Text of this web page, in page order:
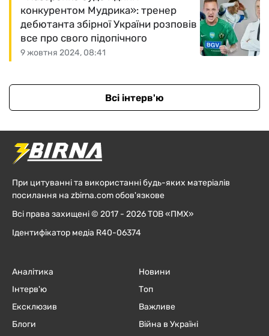
9 жовтня 2024, 08:41
конкурентом Мудрика»: тренер
дебютанта збірної України розповів
все про свого підопічного
Всі інтерв'ю
При цитуванні та використанні будь-яких матеріалів
посилання на zbirna.com обов'язкове
Всі права захищені © 2017 - 2026 ТОВ «ПМХ»
Ідентифікатор медіа R40-06374
Аналітика
Інтерв'ю
Ексклюзив
Блоги
Новини
Топ
Важливе
Війна в Україні